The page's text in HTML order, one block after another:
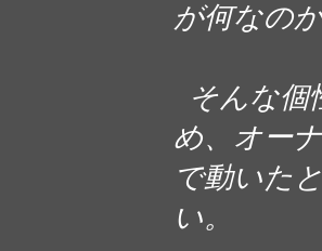
が何なの
そんな個
め、オー
で動いた
い。